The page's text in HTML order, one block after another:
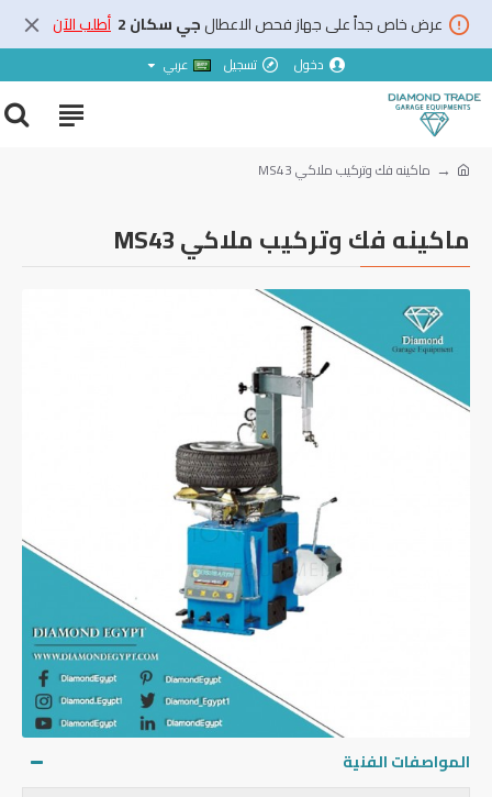
عرض خاص جداً على جهاز فحص الاعطالجي سكان 2 أطلب الآن
دخول تسجيل عربي
ماكينه فك وتركيب ملاكي MS43
ماكينه فك وتركيب ملاكي MS43
المواصفات الفنية